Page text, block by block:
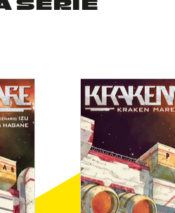
SÉRIE